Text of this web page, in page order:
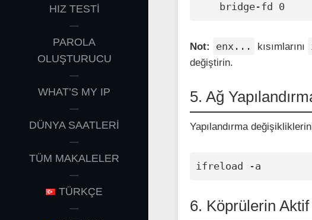
HIZ TESTİ
PAROLA
OLUŞTURUCU
WHAT’S MY IP
DÜNYA SAATLERİ
TÜM MAKALELER
TÜRKÇE
    bridge-fd 0
Not: enx... kısımlarını
değiştirin.
5. Ağ
Yapılandırma
ifreload -a
6. Köprülerin